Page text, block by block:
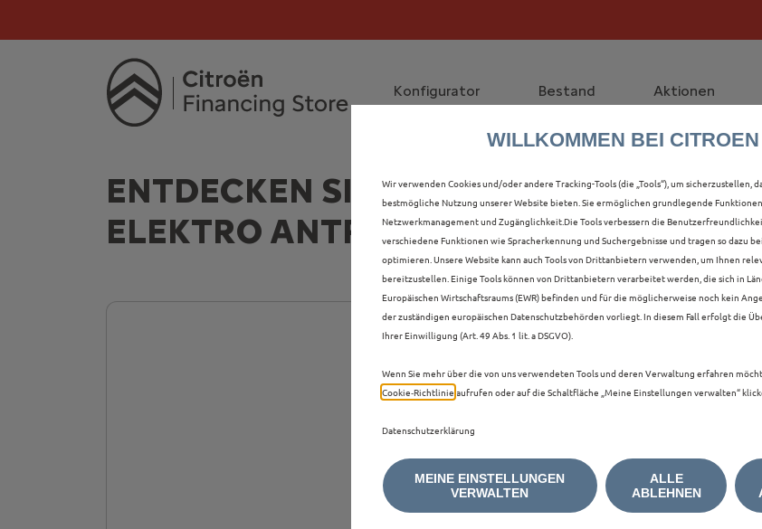
Konfigurator Bestand Aktionen
ENTDECKEN SIE ALLE Ë-C3 AIRCROSS
ELEKTRO ANTRIEB IN STRALSUND
WILLKOMMEN BEI CITROEN
Wir verwenden Cookies und/oder andere Tracking-Tools (die „Tools“), um sicherzustellen,
bestmögliche Nutzung unserer Website bieten. Sie ermöglichen grundlegende
Netzwerkmanagement und Zugänglichkeit.Die Tools verbessern die
verschiedene Funktionen wie Spracherkennung und Suchergebnisse und tragen so dazu
optimieren. Unsere Website kann auch Tools von Drittanbietern verwenden, um Ihnen
bereitzustellen. Einige Tools können von Drittanbietern verarbeitet werden, die sich in
Europäischen Wirtschaftsraums (EWR) befinden und für die möglicherweise noch kein
der zuständigen europäischen Datenschutzbehörden vorliegt. In diesem Fall erfolgt die
Ihrer Einwilligung (Art. 49 Abs. 1 lit. a DSGVO).
Wenn Sie mehr über die von uns verwendeten Tools und deren Verwaltung erfahren
Cookie‑Richtlinie aufrufen oder auf die Schaltfläche „Meine Einstellungen verwalten“
Datenschutzerklärung
MEINE EINSTELLUNGEN
VERWALTEN
ALLE
ABLEHNEN